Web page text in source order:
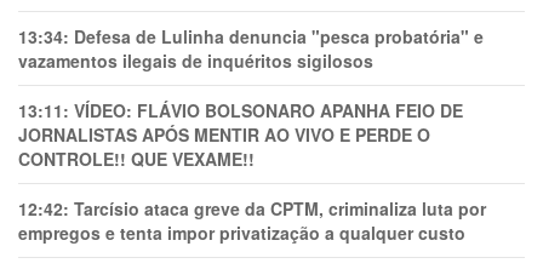
13:34: Defesa de Lulinha denuncia "pesca probatória" e
vazamentos ilegais de inquéritos sigilosos
13:11: VÍDEO: FLÁVIO BOLSONARO APANHA FEIO DE
JORNALISTAS APÓS MENTIR AO VIVO E PERDE O
CONTROLE!! QUE VEXAME!!
12:42: Tarcísio ataca greve da CPTM, criminaliza luta por
empregos e tenta impor privatização a qualquer custo